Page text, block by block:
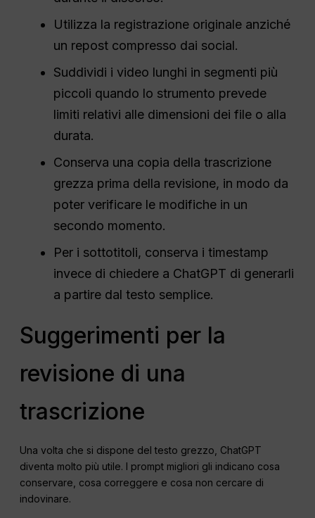
Utilizza la registrazione originale anziché
un repost compresso dai social.
Suddividi i video lunghi in segmenti più
piccoli quando lo strumento prevede
limiti relativi alle dimensioni dei file o alla
durata.
Conserva una copia della trascrizione
grezza prima della revisione, in modo da
poter verificare le modifiche in un
secondo momento.
Per i sottotitoli, conserva i timestamp
invece di chiedere a ChatGPT di generarli
a partire dal testo semplice.
Suggerimenti per la
revisione di una
trascrizione
Una volta che si dispone del testo grezzo, ChatGPT
diventa molto più utile. I prompt migliori gli indicano cosa
conservare, cosa correggere e cosa non cercare di
indovinare.